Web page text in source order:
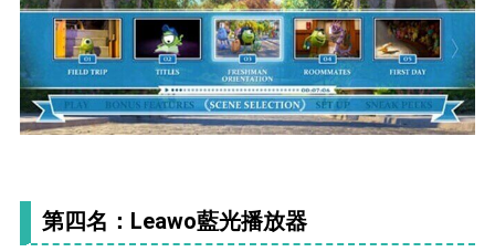
第四名：Leawo藍光播放器